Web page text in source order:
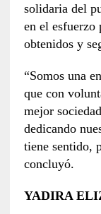
solidaria del
en el esfuerzo
obtenidos y
“Somos una
que con
mejor
dedicando
tiene sentido,
concluyó.
YADIRA